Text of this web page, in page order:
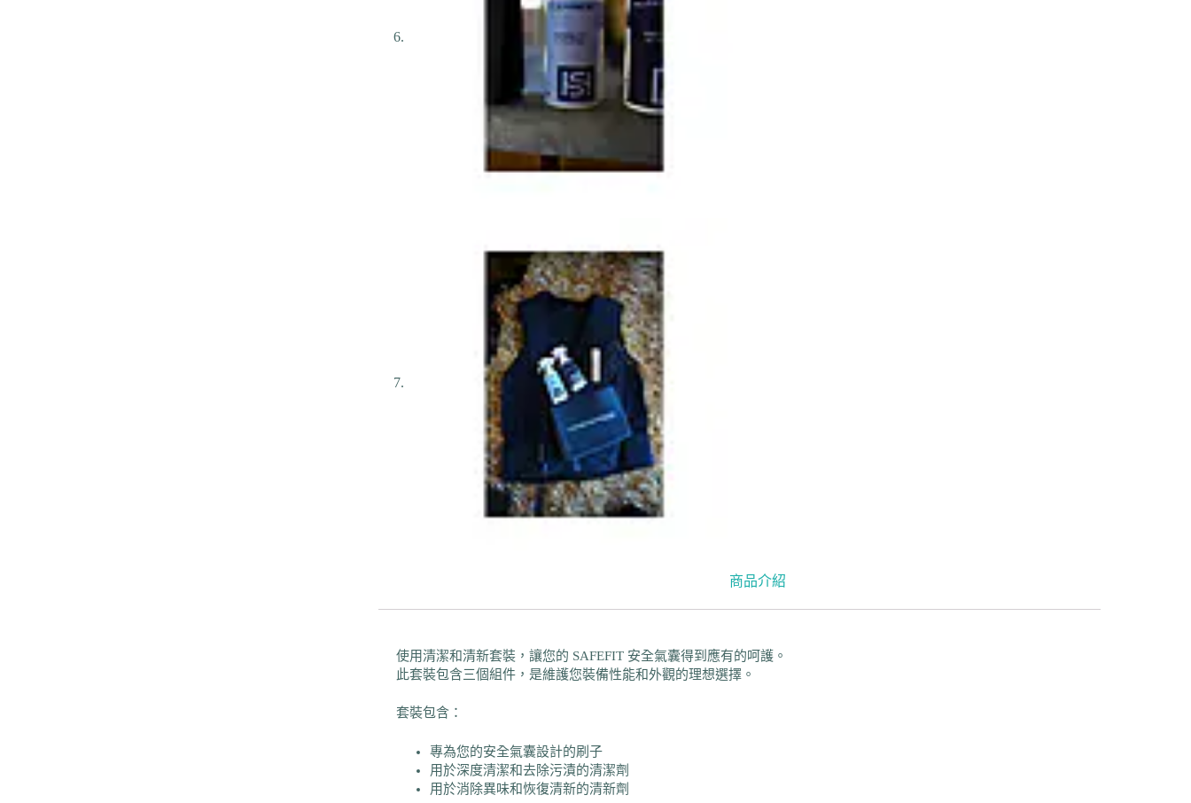
商品介紹
使用清潔和清新套裝，讓您的 SAFEFIT 安全氣囊得到應有的呵護。
此套裝包含三個組件，是維護您裝備性能和外觀的理想選擇。
套裝包含：
專為您的安全氣囊設計的刷子
用於深度清潔和去除污漬的清潔劑
用於消除異味和恢復清新的清新劑